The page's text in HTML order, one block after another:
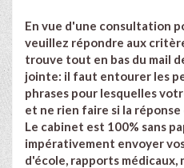
En vue d'une consultation
veuillez répondre aux
trouve tout en bas du mail
jointe: il faut entourer les
phrases pour lesquelles
et ne rien faire si la réponse
Le cabinet est 100% sans
impérativement envoyer
d'école, rapports médicaux,